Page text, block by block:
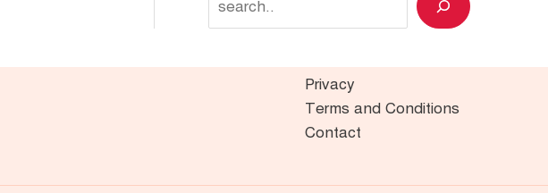
Privacy
Terms and Conditions
Contact